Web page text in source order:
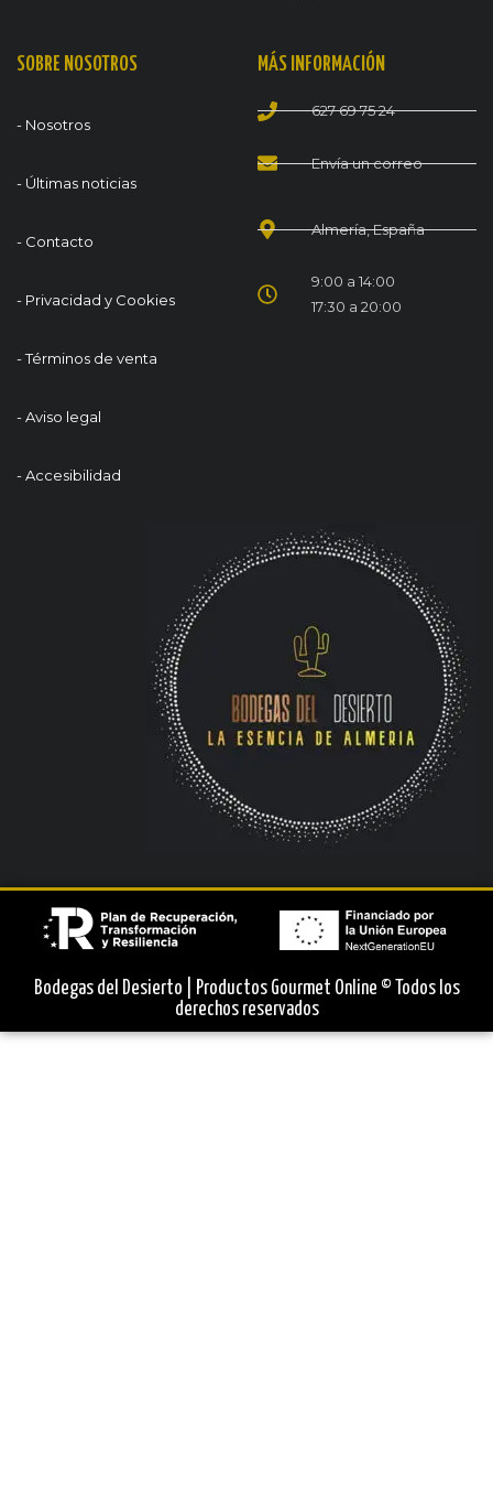
SOBRE NOSOTROS
- Nosotros
- Últimas noticias
- Contacto
- Privacidad y Cookies
- Términos de venta
- Aviso legal
- Accesibilidad
MÁS INFORMACIÓN
627 69 75 24
Envía un correo
Almería, España
9:00 a 14:00
17:30 a 20:00
Bodegas del Desierto | Productos Gourmet Online © Todos los
derechos reservados